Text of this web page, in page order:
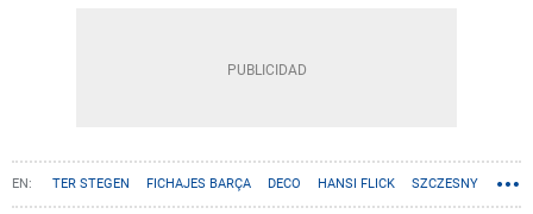
TER STEGEN FICHAJES BARÇA DECO HANSI FLICK SZCZESNY